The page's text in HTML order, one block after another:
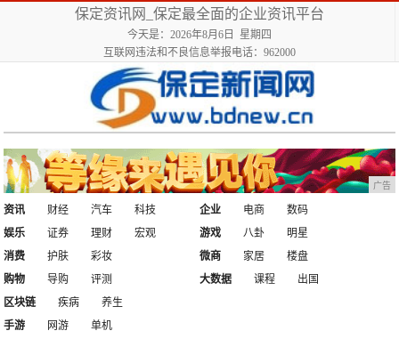
保定资讯网_保定最全面的企业资讯平台
今天是：2026年8月6日 星期四
互联网违法和不良信息举报电话：962000
广告
资讯 财经 汽车
科技
娱乐
证券 理财 宏观
企业 电商
数码
游戏
八卦
明星
消费
护肤
彩妆
购物
导购 评测
微商 家居
楼盘
大数据
课程
出国
区块链
疾病
养生
手游
网游 单机